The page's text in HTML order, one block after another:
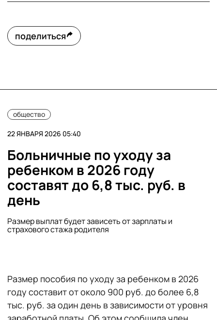
поделиться
общество
22 ЯНВАРЯ 2026 05:40
Больничные по уходу за
ребенком в 2026 году
составят до 6,8 тыс. руб. в
день
Размер выплат будет зависеть от зарплаты и
страхового стажа родителя
Размер пособия по уходу за ребенком в 2026
году составит от около 900 руб. до более 6,8
тыс. руб. за один день в зависимости от уровня